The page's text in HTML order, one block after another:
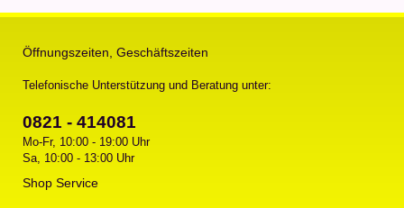
Öffnungszeiten, Geschäftszeiten
Telefonische Unterstützung und Beratung unter:
0821 - 414081
Mo-Fr, 10:00 - 19:00 Uhr
Sa, 10:00 - 13:00 Uhr
Shop Service